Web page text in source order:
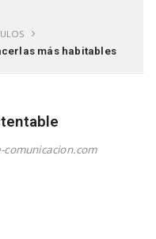
más habitables